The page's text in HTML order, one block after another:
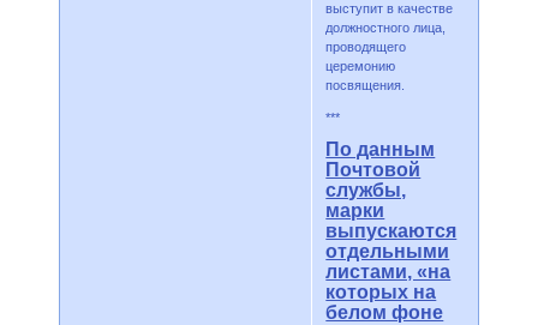
выступит в качестве
должностного лица,
проводящего
церемонию
посвящения.
***
По данным
Почтовой
службы,
марки
выпускаются
отдельными
листами, «на
которых на
белом фоне